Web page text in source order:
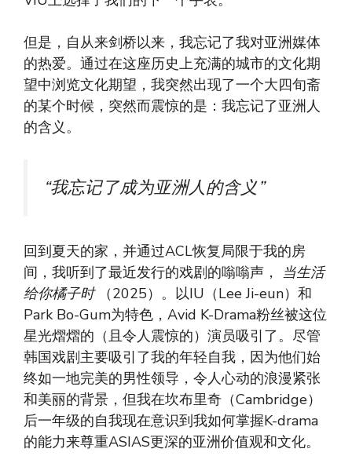
但是，自从来剑桥以来，我忘记了我对亚洲媒体
的热爱。通过在这座历史上充满的城市的文化期
望中浏览文化期望，我突然出现了一个大四旬斋
的某个时候，突然而震惊的是：我忘记了亚洲人
的含义。
“我忘记了成为亚洲人的含义”
回到夏天的家，并通过ACL恢复局限于我的房
间，我听到了最近发行的戏剧的嗡嗡声， 当生活
给你橘子时 （2025）。以IU（Lee Ji-eun）和
Park Bo-Gum为特色，Avid K-Drama粉丝被这位
星光熠熠的（且令人震惊的）演员吸引了。尽管
韩国戏剧主要吸引了我的年轻自我，因为他们始
终如一地完美的男性领导，令人心动的浪漫紧张
和美丽的背景，但我在坎布里奇（Cambridge）
后一年级的自我现在意识到我如何掌握K-drama
的能力来尊重ASIAS更深的亚洲价值观和文化。